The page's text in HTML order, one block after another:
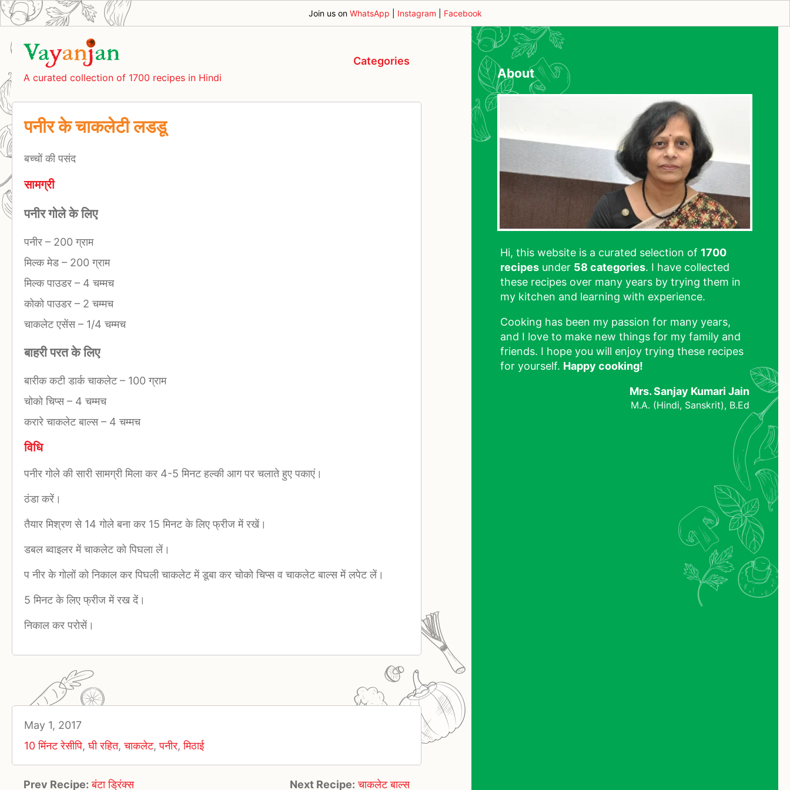
Join us on WhatsApp Instagram Facebook
A curated collection of 1700 recipes in Hindi
Categories
पनीर के चाकलेटी लडडू
बच्चों की पसंद
सामग्री
पनीर गोले के लिए
पनीर – 200 ग्राम
मिल्क मेड– 200 ग्राम
मिल्क पाउडर – 4 चम्मच
कोको पाउडर – 2 चम्मच
चाकलेट एसेंस– 1/4 चम्मच
बाहरी परत के लिए
बारीक कटी डार्क चाकलेट– 100 ग्राम
चोको चिप्स– 4 चम्मच
करारे चाकलेट बाल्स– 4 चम्मच
विधि
पनीर गोले की सारी सामग्री मिला कर 4-5 मिनट हल्की आग पर चलाते हुए पकाएं।
ठंडा करें।
तैयार मिश्रण से 14 गोले बना कर 15 मिनट के लिए फ्रीज में रखें।
डबल ब्वाइलर में चाकलेट को पिघला लें।
प नीर के गोलों को निकाल कर पिघली चाकलेट में डूबा कर चोको चिप्स व चाकलेट बाल्स में लपेट लें।
5 मिनट के लिए फ्रीज में रख दें।
निकाल कर परोसें।
May 1, 2017
10 मिंनट रेसीपि,घी रहित,चाकलेट,पनीर,मिठाई
Prev Recipe: बंटा ड्रिंक्स Next Recipe: चाकलेट बाल्स
About
Hi, this website is a curated selection of 1700
recipes under 58 categories. I have collected
these recipes over many years by trying them in
my kitchen and learning with experience.
Cooking has been my passion for many years,
and I love to make new things for my family and
friends. I hope you will enjoy trying these recipes
for yourself. Happy cooking!
Mrs. Sanjay Kumari Jain
M.A. (Hindi, Sanskrit), B.Ed